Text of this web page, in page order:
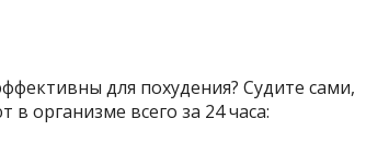
для похудения? Судите сами,
организме всего за 24 часа: